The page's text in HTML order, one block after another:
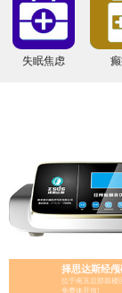
失眠焦虑
择思达斯经
位于南京总部鼓楼
免费体开放!
经颅磁
经颅磁